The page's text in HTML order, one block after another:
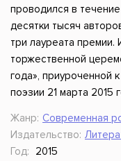
проводился в
десятки тысяч
три лауреата
торжественной
года», приуроченной
поэзии 21 марта 2015
Жанр: Современная
Издательство:
Год:
2015